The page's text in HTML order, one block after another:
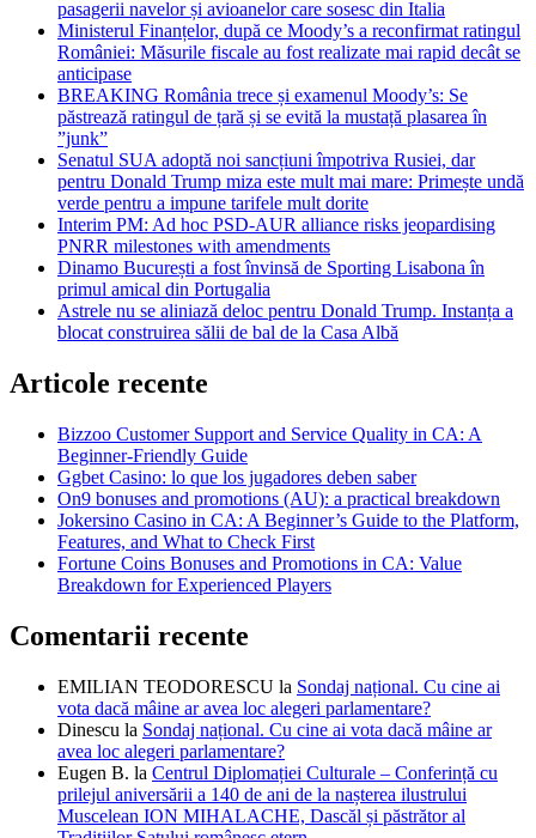
pasagerii navelor și avioanelor care sosesc din Italia
Ministerul Finanțelor, după ce Moody’s a reconfirmat ratingul
României: Măsurile fiscale au fost realizate mai rapid decât se
anticipase
BREAKING România trece și examenul Moody’s: Se
păstrează ratingul de țară și se evită la mustață plasarea în
”junk”
Senatul SUA adoptă noi sancțiuni împotriva Rusiei, dar
pentru Donald Trump miza este mult mai mare: Primește undă
verde pentru a impune tarifele mult dorite
Interim PM: Ad hoc PSD-AUR alliance risks jeopardising
PNRR milestones with amendments
Dinamo București a fost învinsă de Sporting Lisabona în
primul amical din Portugalia
Astrele nu se aliniază deloc pentru Donald Trump. Instanța a
blocat construirea sălii de bal de la Casa Albă
Articole recente
Bizzoo Customer Support and Service Quality in CA: A
Beginner-Friendly Guide
Ggbet Casino: lo que los jugadores deben saber
On9 bonuses and promotions (AU): a practical breakdown
Jokersino Casino in CA: A Beginner’s Guide to the Platform,
Features, and What to Check First
Fortune Coins Bonuses and Promotions in CA: Value
Breakdown for Experienced Players
Comentarii recente
EMILIAN TEODORESCU la Sondaj național. Cu cine ai
vota dacă mâine ar avea loc alegeri parlamentare?
Dinescu la Sondaj național. Cu cine ai vota dacă mâine ar
avea loc alegeri parlamentare?
Eugen B. la Centrul Diplomației Culturale – Conferință cu
prilejul aniversării a 140 de ani de la nașterea ilustrului
Muscelean ION MIHALACHE, Dascăl și păstrător al